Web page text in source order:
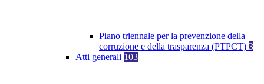
Piano triennale per la prevenzione della
corruzione e della trasparenza (PTPCT) 3
Atti generali 103